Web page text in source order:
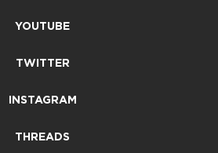
YOUTUBE
TWITTER
INSTAGRAM
THREADS